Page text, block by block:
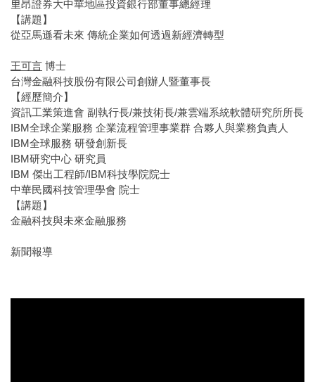
里昂證券大中華地區投資銀行部董事總經理
【講題】
從亞馬遜看未來 傳統企業如何透過新經濟轉型
王可言 博士
台灣金融科技股份有限公司創辦人暨董事長
【經歷簡介】
資訊工業策進會 副執行長/兼技術長/兼雲端系統軟體研究所所長
IBM全球企業服務 企業流程管理事業群 合夥人與業務負責人
IBM全球服務 研發創新長
IBM研究中心 研究員
IBM 傑出工程師/IBM科技學院院士
中華民國科技管理學會 院士
【講題】
金融科技與未來金融服務
新聞報導